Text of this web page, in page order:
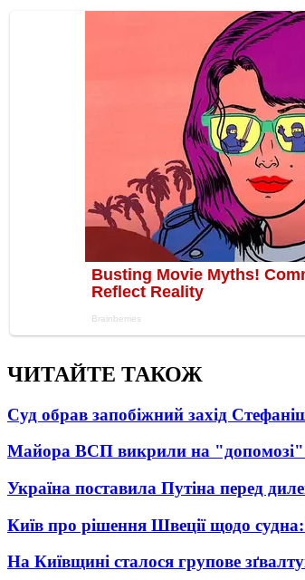
ЧИТАЙТЕ ТАКОЖ
Суд обрав запобіжний захід
Майора ВСП викрили на "допомозі"
Україна поставила Путіна перед
Київ про рішення Швеції щодо
На Київщині сталося групове